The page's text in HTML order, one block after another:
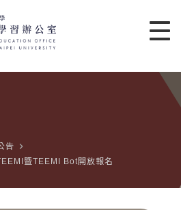
告 navigate_next
暨TEEMI Bot開放報名